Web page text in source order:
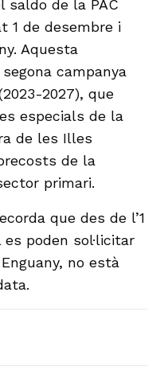
saldo de la PAC
1 de desembre i
Aquesta
campanya
2027), que
especials de la
de les Illes
de la
primari.
que des de l’1
poden sol·licitar
no està